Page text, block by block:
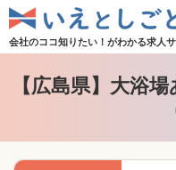
会社のココ知りたい！がわかる求人
【広島県】大浴